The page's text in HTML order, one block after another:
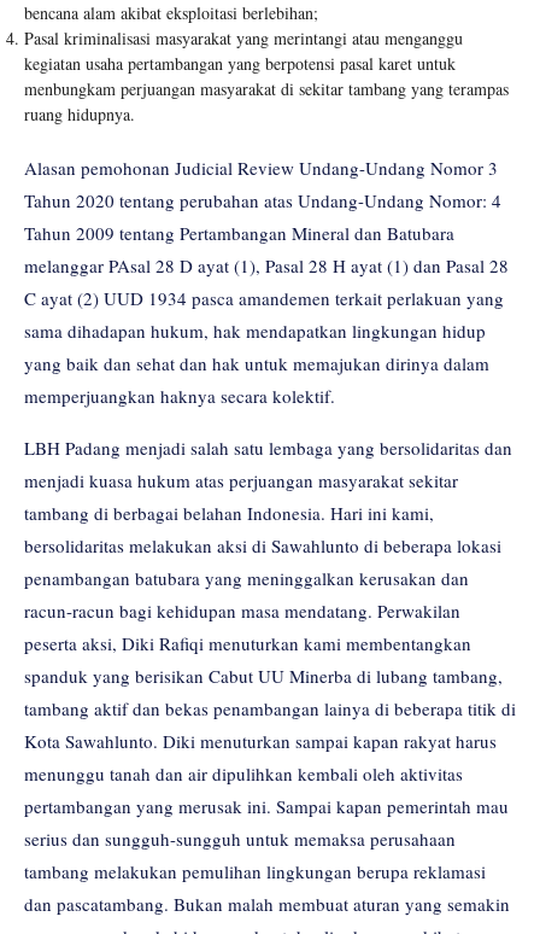
bencana alam akibat eksploitasi berlebihan;
Pasal kriminalisasi masyarakat yang merintangi atau menganggu
kegiatan usaha pertambangan yang berpotensi pasal karet untuk
menbungkam perjuangan masyarakat di sekitar tambang yang terampas
ruang hidupnya.
Alasan pemohonan Judicial Review Undang-Undang Nomor 3
Tahun 2020 tentang perubahan atas Undang-Undang Nomor: 4
Tahun 2009 tentang Pertambangan Mineral dan Batubara
melanggar PAsal 28 D ayat (1), Pasal 28 H ayat (1) dan Pasal 28
C ayat (2) UUD 1934 pasca amandemen terkait perlakuan yang
sama dihadapan hukum, hak mendapatkan lingkungan hidup
yang baik dan sehat dan hak untuk memajukan dirinya dalam
memperjuangkan haknya secara kolektif.
LBH Padang menjadi salah satu lembaga yang bersolidaritas dan
menjadi kuasa hukum atas perjuangan masyarakat sekitar
tambang di berbagai belahan Indonesia. Hari ini kami,
bersolidaritas melakukan aksi di Sawahlunto di beberapa lokasi
penambangan batubara yang meninggalkan kerusakan dan
racun-racun bagi kehidupan masa mendatang. Perwakilan
peserta aksi, Diki Rafiqi menuturkan kami membentangkan
spanduk yang berisikan Cabut UU Minerba di lubang tambang,
tambang aktif dan bekas penambangan lainya di beberapa titik di
Kota Sawahlunto. Diki menuturkan sampai kapan rakyat harus
menunggu tanah dan air dipulihkan kembali oleh aktivitas
pertambangan yang merusak ini. Sampai kapan pemerintah mau
serius dan sungguh-sungguh untuk memaksa perusahaan
tambang melakukan pemulihan lingkungan berupa reklamasi
dan pascatambang. Bukan malah membuat aturan yang semakin